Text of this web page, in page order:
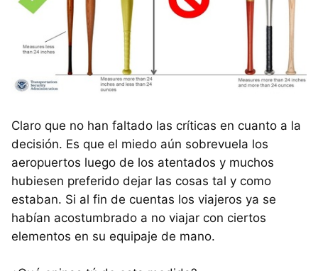
Claro que no han faltado las críticas en cuanto a la
decisión. Es que el miedo aún sobrevuela los
aeropuertos luego de los atentados y muchos
hubiesen preferido dejar las cosas tal y como
estaban. Si al fin de cuentas los viajeros ya se
habían acostumbrado a no viajar con ciertos
elementos en su equipaje de mano.